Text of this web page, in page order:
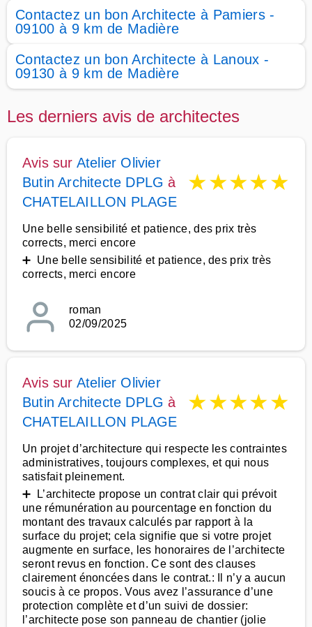
Contactez un bon Architecte à Pamiers -
09100 à 9 km de Madière
Contactez un bon Architecte à Lanoux -
09130 à 9 km de Madière
Les derniers avis de architectes
Avis sur Atelier Olivier
Butin Architecte DPLG à
CHATELAILLON PLAGE
★★★★★
Une belle sensibilité et patience, des prix très
corrects, merci encore
➕ Une belle sensibilité et patience, des prix très
corrects, merci encore
roman
02/09/2025
Avis sur Atelier Olivier
Butin Architecte DPLG à
CHATELAILLON PLAGE
★★★★★
Un projet d’architecture qui respecte les contraintes
administratives, toujours complexes, et qui nous
satisfait pleinement.
➕ L’architecte propose un contrat clair qui prévoit
une rémunération au pourcentage en fonction du
montant des travaux calculés par rapport à la
surface du projet; cela signifie que si votre projet
augmente en surface, les honoraires de l’architecte
seront revus en fonction. Ce sont des clauses
clairement énoncées dans le contrat.: Il n’y a aucun
soucis à ce propos. Vous avez l’assurance d’une
protection complète et d’un suivi de dossier:
l’architecte pose son panneau de chantier (jolie